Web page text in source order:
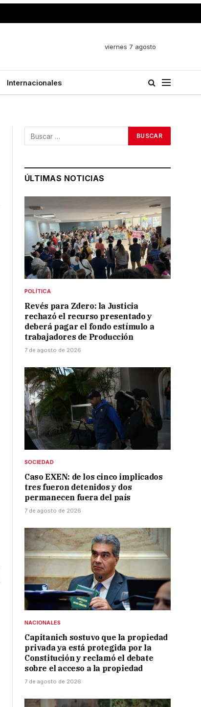
viernes 7 agosto
Internacionales
ÚLTIMAS NOTICIAS
POLÍTICA
Revés para Zdero: la Justicia
rechazó el recurso presentado y
deberá pagar el fondo estímulo a
trabajadores de Producción
7 de agosto de 2026
SOCIEDAD
Caso EXEN: de los cinco implicados
tres fueron detenidos y dos
permanecen fuera del país
7 de agosto de 2026
NACIONALES
Capitanich sostuvo que la propiedad
privada ya está protegida por la
Constitución y reclamó el debate
sobre el acceso a la propiedad
7 de agosto de 2026